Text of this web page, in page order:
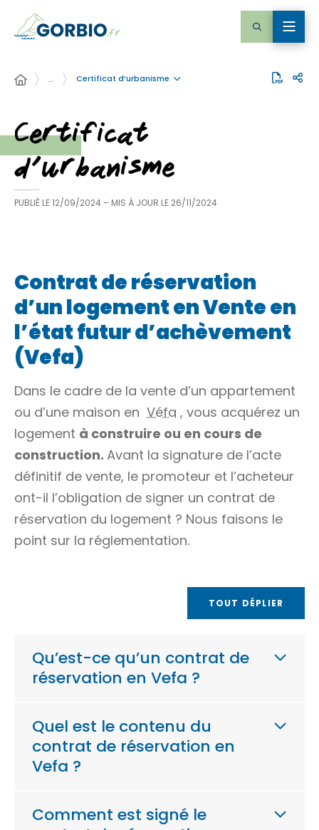
… Certificat d’urbanisme
Certificat
d’urbanisme
PUBLIÉ LE12/09/2024 – MIS À JOUR LE 26/11/2024
Contrat de réservation
d’un logement en Vente en
l’état futur d’achèvement
(Vefa)
Dans le cadre de la vente d’un appartement
ou d’une maison en Véfa , vous acquérez un
logement à construire ou en cours de
construction. Avant la signature de l’acte
définitif de vente, le promoteur et l’acheteur
ont-il l’obligation de signer un contrat de
réservation du logement ? Nous faisons le
point sur la réglementation.
TOUT DÉPLIER
Qu’est-ce qu’un contrat de
réservation en Vefa ?
Quel est le contenu du
contrat de réservation en
Vefa ?
Comment est signé le